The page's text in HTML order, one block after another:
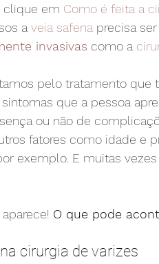
clique em Como é feita a
a veia safena precisa
invasivas como a
pelo tratamento
que a pessoa
ou não de
fatores como idade e
exemplo. E muitas
O que pode
cirurgia de varizes